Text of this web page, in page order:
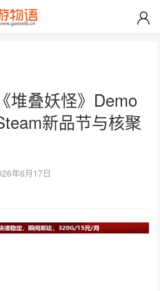
堆叠妖怪》Demo
新品节与核聚
年6月17日